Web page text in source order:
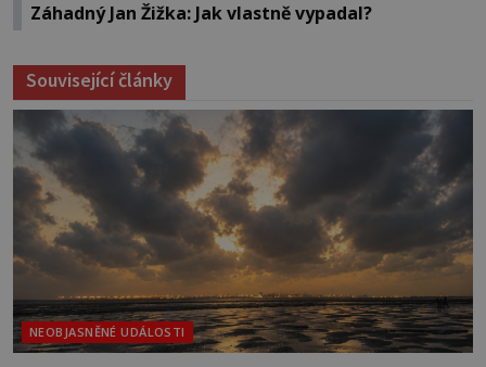
Záhadný Jan Žižka: Jak vlastně vypadal?
Související články
NEOBJASNĚNÉ UDÁLOSTI